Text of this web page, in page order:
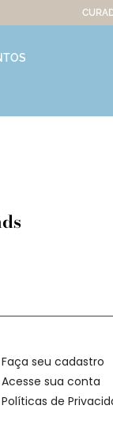
Faça seu cadastro
Acesse sua conta
Políticas de